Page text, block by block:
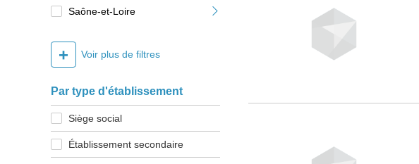
Saône-et-Loire
+ Voir plus de filtres
Par type d'établissement
Siège social
Établissement secondaire